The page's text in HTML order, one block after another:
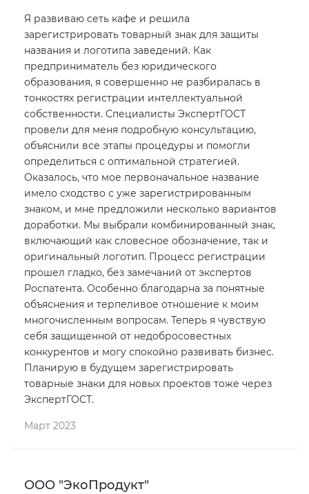
Я развиваю сеть кафе и решила
зарегистрировать товарный знак для защиты
названия и логотипа заведений. Как
предприниматель без юридического
образования, я совершенно не разбиралась в
тонкостях регистрации интеллектуальной
собственности. Специалисты ЭкспертГОСТ
провели для меня подробную консультацию,
объяснили все этапы процедуры и помогли
определиться с оптимальной стратегией.
Оказалось, что мое первоначальное название
имело сходство с уже зарегистрированным
знаком, и мне предложили несколько вариантов
доработки. Мы выбрали комбинированный знак,
включающий как словесное обозначение, так и
оригинальный логотип. Процесс регистрации
прошел гладко, без замечаний от экспертов
Роспатента. Особенно благодарна за понятные
объяснения и терпеливое отношение к моим
многочисленным вопросам. Теперь я чувствую
себя защищенной от недобросовестных
конкурентов и могу спокойно развивать бизнес.
Планирую в будущем зарегистрировать
товарные знаки для новых проектов тоже через
ЭкспертГОСТ.
Март 2023
ООО "ЭкоПродукт"